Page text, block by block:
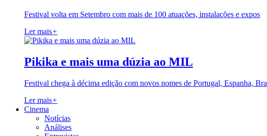
Festival volta em Setembro com mais de 100 atuações, instalações e expos
Ler mais+
Pikika e mais uma dúzia ao MIL
Festival chega à décima edição com novos nomes de Portugal, Espanha, Bra
Ler mais+
Cinema
Notícias
Análises